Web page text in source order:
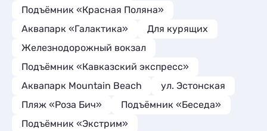
Подъёмник «Красная Поляна»
Аквапарк «Галактика»
Для курящих
Железнодорожный вокзал
Подъёмник «Кавказский экспресс»
Аквапарк Mountain Beach
ул. Эстонская
Пляж «Роза Бич»
Подъёмник «Беседа»
Подъёмник «Экстрим»